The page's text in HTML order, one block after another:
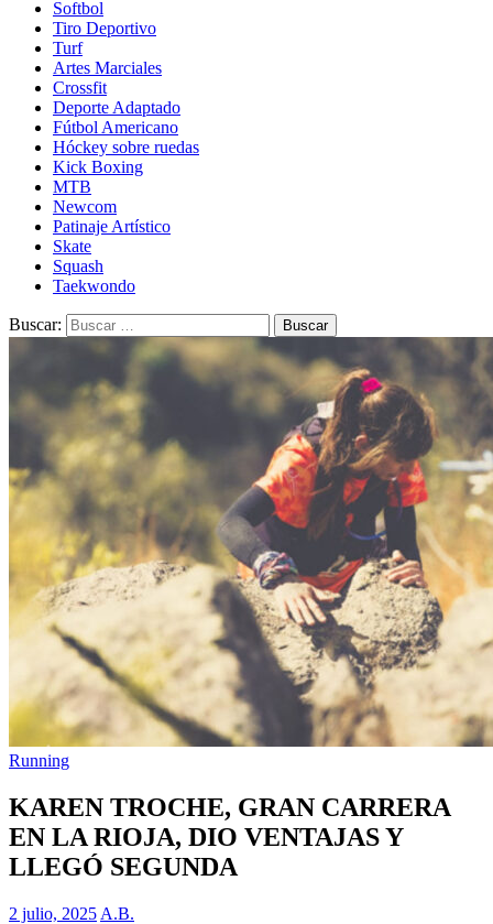
Softbol
Tiro Deportivo
Turf
Artes Marciales
Crossfit
Deporte Adaptado
Fútbol Americano
Hóckey sobre ruedas
Kick Boxing
MTB
Newcom
Patinaje Artístico
Skate
Squash
Taekwondo
Buscar:
Running
KAREN TROCHE, GRAN CARRERA
EN LA RIOJA, DIO VENTAJAS Y
LLEGÓ SEGUNDA
2 julio, 2025 A.B.